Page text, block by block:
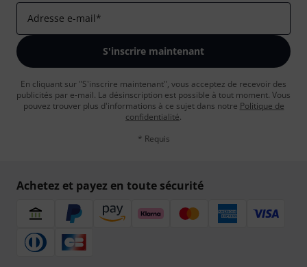
Adresse e-mail*
S'inscrire maintenant
En cliquant sur "S'inscrire maintenant", vous acceptez de recevoir des
publicités par e-mail. La désinscription est possible à tout moment. Vous
pouvez trouver plus d'informations à ce sujet dans notre Politique de
confidentialité.
* Requis
Achetez et payez en toute sécurité